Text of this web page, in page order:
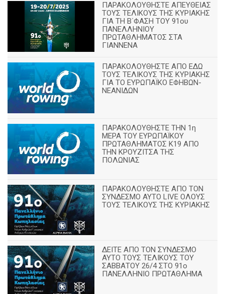
ΠΑΡΑΚΟΛΟΥΘΗΣΤΕ ΑΠΕΥΘΕΙΑΣ
ΤΟΥΣ ΤΕΛΙΚΟΥΣ ΤΗΣ ΚΥΡΙΑΚΗΣ
ΓΙΑ ΤΗ Β΄ΦΑΣΗ ΤΟΥ 91ου
ΠΑΝΕΛΛΗΝΙΟΥ
ΠΡΩΤΑΘΛΗΜΑΤΟΣ ΣΤΑ
ΓΙΑΝΝΕΝΑ
ΠΑΡΑΚΟΛΟΥΘΗΣΤΕ ΑΠΟ ΕΔΩ
ΤΟΥΣ ΤΕΛΙΚΟΥΣ ΤΗΣ ΚΥΡΙΑΚΗΣ
ΓΙΑ ΤΟ ΕΥΡΩΠΑΪΚΟ ΕΦΗΒΩΝ-
ΝΕΑΝΙΔΩΝ
ΠΑΡΑΚΟΛΟΥΘΗΣΤΕ ΤΗΝ 1η
ΜΕΡΑ ΤΟΥ ΕΥΡΩΠΑΪΚΟΥ
ΠΡΩΤΑΘΛΗΜΑΤΟΣ Κ19 ΑΠΟ
ΤΗΝ ΚΡΟΥΖΙΤΣΑ ΤΗΣ
ΠΟΛΩΝΙΑΣ
ΠΑΡΑΚΟΛΟΥΘΗΣΤΕ ΑΠΟ ΤΟΝ
ΣΥΝΔΕΣΜΟ ΑΥΤΟ LIVE ΟΛΟΥΣ
ΤΟΥΣ ΤΕΛΙΚΟΥΣ ΤΗΣ ΚΥΡΙΑΚΗΣ
ΔΕΙΤΕ ΑΠΟ ΤΟΝ ΣΥΝΔΕΣΜΟ
ΑΥΤΟ ΤΟΥΣ ΤΕΛΙΚΟΥΣ ΤΟΥ
ΣΑΒΒΑΤΟΥ 26/4 ΣΤΟ 91ο
ΠΑΝΕΛΛΗΝΙΟ ΠΡΩΤΑΘΛΗΜΑ